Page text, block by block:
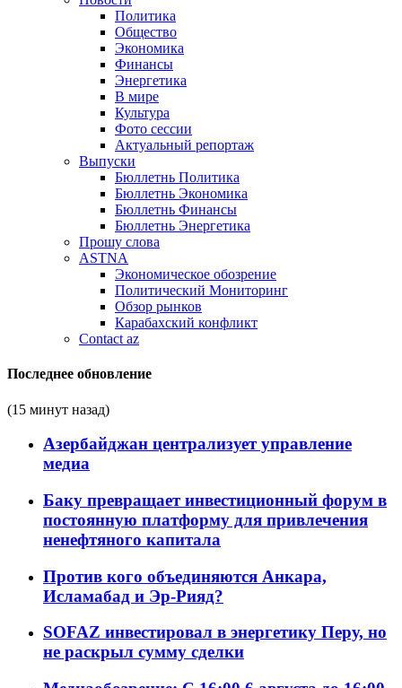
Политика
Общество
Экономика
Финансы
Энергетика
В мире
Культура
Фото сессии
Актуальный репортаж
Выпуски
Бюллетнь Политика
Бюллетнь Экономика
Бюллетнь Финансы
Бюллетнь Энергетика
Прошу слова
ASTNA
Экономическое обозрение
Политический Мониторинг
Обзор рынков
Карабахский конфликт
Contact az
Последнее обновление
(15 минут назад)
Азербайджан централизует управление
медиа
Баку превращает инвестиционный форум в
постоянную платформу для привлечения
ненефтяного капитала
Против кого объединяются Анкара,
Исламабад и Эр-Рияд?
SOFAZ инвестировал в энергетику Перу, но
не раскрыл сумму сделки